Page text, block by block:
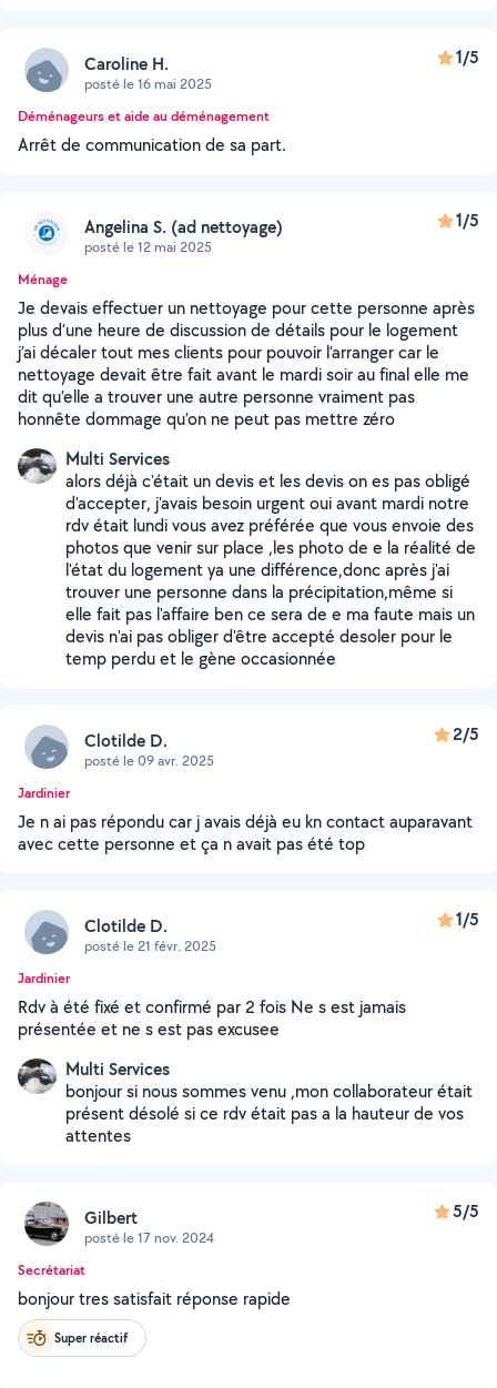
Caroline H.
posté le 16 mai 2025
1/5
Déménageurs et aide au déménagement
Arrêt de communication de sa part.
Angelina S. (ad nettoyage)
posté le 12 mai 2025
1/5
Ménage
Je devais effectuer un nettoyage pour cette personne après
plus d’une heure de discussion de détails pour le logement
j’ai décaler tout mes clients pour pouvoir l’arranger car le
nettoyage devait être fait avant le mardi soir au final elle me
dit qu’elle a trouver une autre personne vraiment pas
honnête dommage qu’on ne peut pas mettre zéro
Multi Services
alors déjà c'était un devis et les devis on es pas obligé
d'accepter, j'avais besoin urgent oui avant mardi notre
rdv était lundi vous avez préférée que vous envoie des
photos que venir sur place ,les photo de e la réalité de
l'état du logement ya une différence,donc après j'ai
trouver une personne dans la précipitation,même si
elle fait pas l'affaire ben ce sera de e ma faute mais un
devis n'ai pas obliger d'être accepté desoler pour le
temp perdu et le gène occasionnée
Clotilde D.
posté le 09 avr. 2025
2/5
Jardinier
Je n ai pas répondu car j avais déjà eu kn contact auparavant
avec cette personne et ça n avait pas été top
Clotilde D.
posté le 21 févr. 2025
1/5
Jardinier
Rdv à été fixé et confirmé par 2 fois Ne s est jamais
présentée et ne s est pas excusee
Multi Services
bonjour si nous sommes venu ,mon collaborateur était
présent désolé si ce rdv était pas a la hauteur de vos
attentes
Gilbert
posté le 17 nov. 2024
5/5
Secrétariat
bonjour tres satisfait réponse rapide
Super réactif